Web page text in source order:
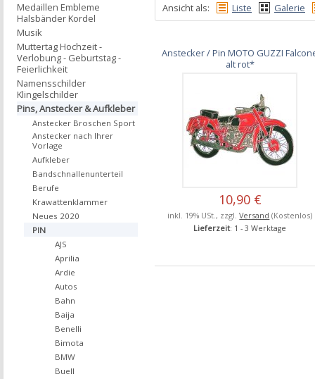
Ansicht als: Liste Galerie
Anstecker / Pin MOTO GUZZI
alt rot*
10,90 €
inkl. 19% USt., zzgl.Versand (Kostenlos)
Lieferzeit: 1 - 3 Werktage
Medaillen Embleme
Halsbänder Kordel
Musik
Muttertag Hochzeit -
Verlobung - Geburtstag -
Feierlichkeit
Namensschilder
Klingelschilder
Pins, Anstecker & Aufkleber
Anstecker Broschen Sport
Anstecker nach Ihrer
Vorlage
Aufkleber
Bandschnallenunterteil
Berufe
Krawattenklammer
Neues 2020
PIN
AJS
Aprilia
Ardie
Autos
Bahn
Baija
Benelli
Bimota
BMW
Buell